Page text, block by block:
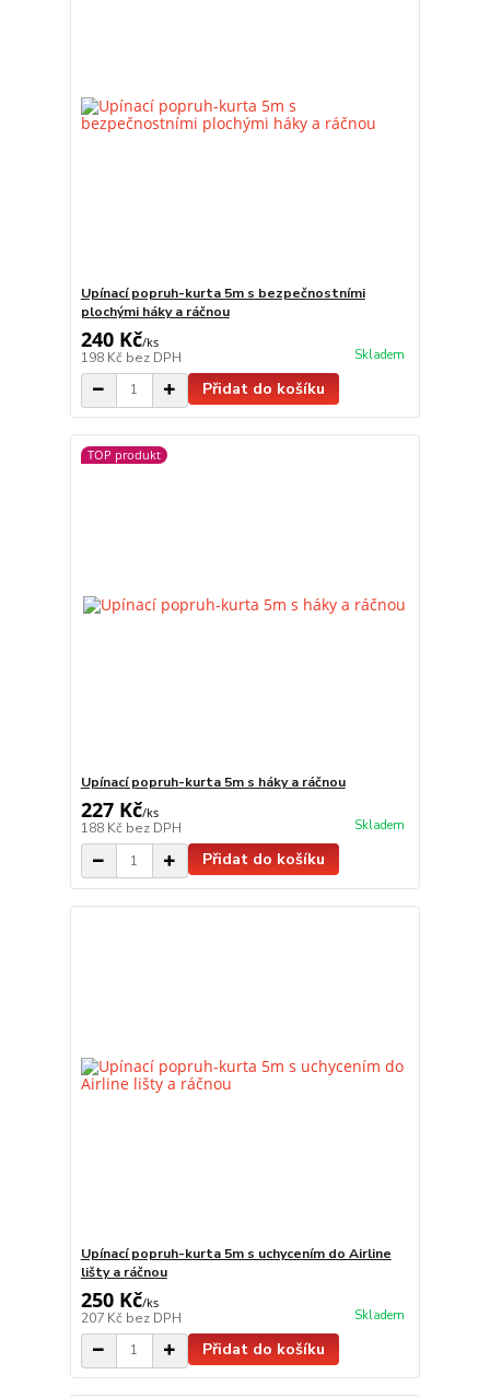
Upínací popruh-kurta 5m s bezpečnostními
plochými háky a ráčnou
240 Kč/ks
198 Kč bez DPH Skladem
Přidat do košíku
TOP produkt
Upínací popruh-kurta 5m s háky a ráčnou
227 Kč/ks
188 Kč bez DPH Skladem
Přidat do košíku
Upínací popruh-kurta 5m s uchycením do Airline
lišty a ráčnou
250 Kč/ks
207 Kč bez DPH Skladem
Přidat do košíku